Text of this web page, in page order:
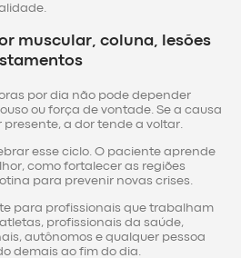
muscular, coluna, lesões
por dia não pode depender
ou força de vontade. Se a causa
a dor tende a voltar.
esse ciclo. O paciente aprende
como fortalecer as regiões
para prevenir novas crises.
para profissionais que trabalham
profissionais da saúde,
autônomos e qualquer pessoa
demais ao fim do dia.